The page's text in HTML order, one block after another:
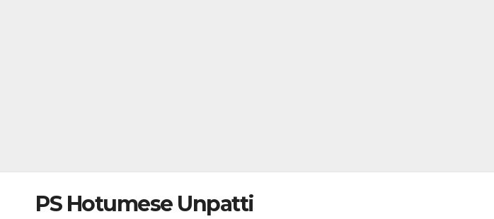
PS Hotumese Unpatti